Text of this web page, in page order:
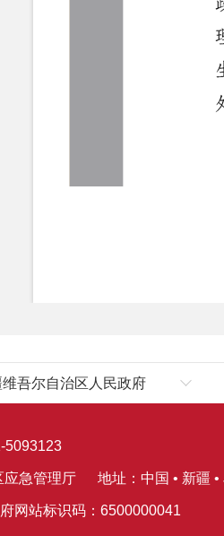
维吾尔自治区人民政府
5093123
应急管理厅 地址：中国 • 新疆
网站标识码：6500000041